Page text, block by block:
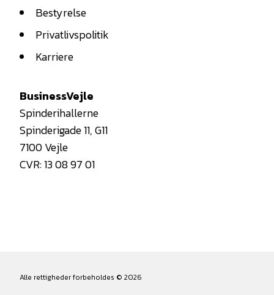
Bestyrelse
Privatlivspolitik
Karriere
BusinessVejle
Spinderihallerne
Spinderigade 11, G11
7100 Vejle
CVR: 13 08 97 01
Alle rettigheder forbeholdes © 2026